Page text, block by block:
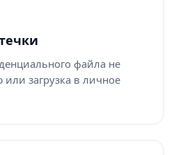
файла не
загрузка в личное